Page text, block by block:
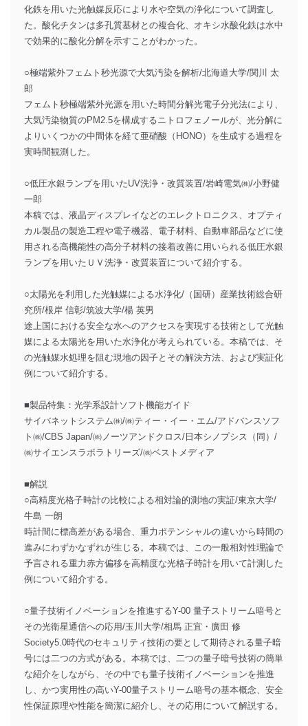
化鉄を用いた光触媒反応により水や空気の浄化について調査し
た。酸化チタンは多孔質基材との複合化、オキシ水酸化鉄は水中
で効果的に酸化分解を示すことがわかった。
○極端紫外フェムト秒光源で大気汚染を解析/北海道大学/関川 太
郎
フェムト秒極端紫外光源を用いた時間分解光電子分光法により、
大気汚染物質のPM2.5を構成するニトロフェノールが、光分解に
よりいくつかの中間体を経て亜硝酸（HONO）を生成する過程を
実時間観測した。
○低圧水銀ランプを用いたUV洗浄・改質装置/岩崎電気㈱/小野健
一郎
本稿では、液晶ディスプレイなどのエレクトロニクス、オプティ
カル製品の製造工程や電子機器、電子材料、自動車部品などに使
用される高機能性の高分子材料の接着改善に用いられる低圧水銀
ランプを用いたＵＶ洗浄・改質装置について紹介する。
○太陽光を利用した光触媒による水浄化/（国研）産業技術総合研
究所/根岸 信彰/筑波大学/楊 英男
途上国における安全な水へのアクセスを実現する技術として光触
媒による太陽光を用いた水浄化が考えられている。本稿では、そ
の光触媒水処理を阻む現地の因子とその解決方法、および実証化
例について紹介する。
■製品特集：光学系設計ソフト機能ガイド
サイバネットシステム㈱/㈱ティー・イー・エム/アドバンスソフ
ト㈱/CBS Japan/㈱ノーツアンドクロス/日本シノプシス（同）/
㈱サイエンスラボラトリーズ/㈱ベストメディア
■解説
○高精度光格子時計の比較による相対論的測地の実証/東京大学/
牛島 一朗
時計間に標高差がある場合、重力ポテンシャルの違いから時間の
進みにわずかなずれが生じる。本稿では、この一般相対性理論で
予言される重力赤方偏移を高精度な光格子時計を用いて計測した
例について紹介する。
○量子技術イノベーションを推進するY-00 量子ストリーム暗号と
その光衛星通信への応用/玉川大学/相馬 正宜・廣田 修
Society5.0時代のセキュリティ技術の要として期待される量子暗
号には二つの方式がある。本稿では、二つの量子暗号技術の簡単
な紹介をしながら、その中でも量子技術イノベーションを推進
し、かつ実用性の高いY-00量子ストリーム暗号の基本概念、安全
性保証原理や性能を簡潔に紹介し、その応用について解説する。